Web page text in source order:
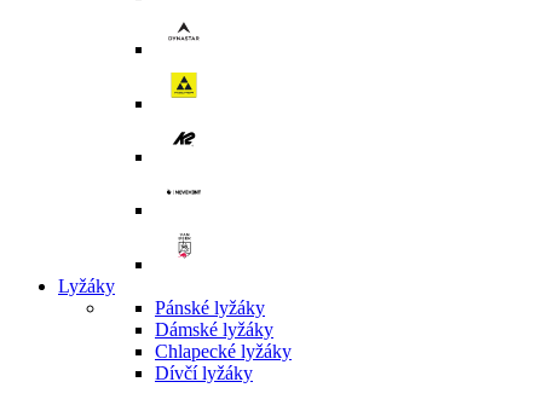
Lyžáky
Pánské lyžáky
Dámské lyžáky
Chlapecké lyžáky
Dívčí lyžáky